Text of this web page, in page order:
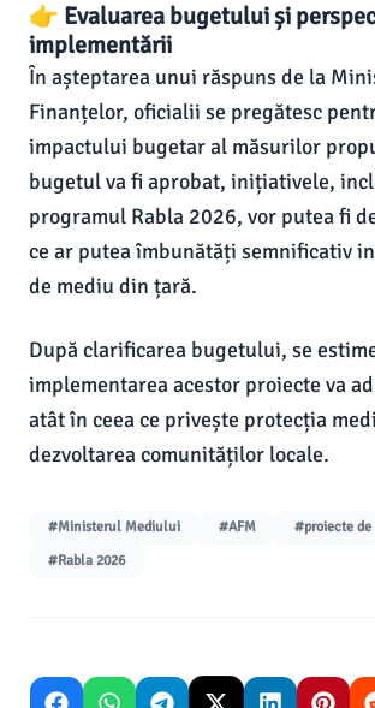
👉 Evaluarea bugetului și
implementării
În așteptarea unui răspuns de la
Finanțelor, oficialii se pregătesc
impactului bugetar al măsurilor
bugetul va fi aprobat, inițiativele,
programul Rabla 2026, vor putea fi
ce ar putea îmbunătăți semnificativ
de mediu din țară.
După clarificarea bugetului, se
implementarea acestor proiecte va
atât în ceea ce privește protecția
dezvoltarea comunităților locale.
#Ministerul Mediului #AFM
#proiecte de
#Rabla 2026